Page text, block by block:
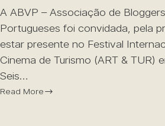
A ABVP – Associação de
Portugueses foi convidada, pela
estar presente no Festival
Cinema de Turismo (ART & TUR)
Seis…
Read More